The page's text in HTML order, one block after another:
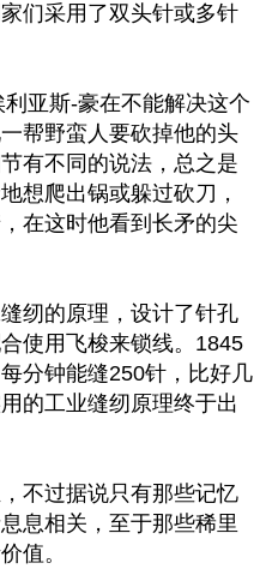
们采用了双头针或多针
亚斯-豪在不能解决这个
帮野蛮人要砍掉他的头
有不同的说法，总之是
想爬出锅或躲过砍刀，
在这时他看到长矛的尖
纫的原理，设计了针孔
使用飞梭来锁线。1845
分钟能缝250针，比好几
的工业缝纫原理终于出
不过据说只有那些记忆
息相关，至于那些稀里
值。